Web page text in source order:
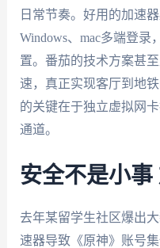
日常节奏。好用的加速
Windows、mac多端登
置。番茄的技术方案甚
速，真正实现客厅到地
的关键在于独立虚拟网
通道。
安全不是小
去年某留学生社区爆出
速器导致《原神》账号